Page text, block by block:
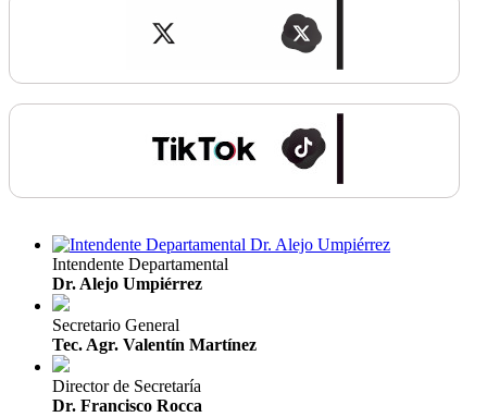
Intendente Departamental
Dr. Alejo Umpiérrez
Secretario General
Tec. Agr. Valentín Martínez
Director de Secretaría
Dr. Francisco Rocca